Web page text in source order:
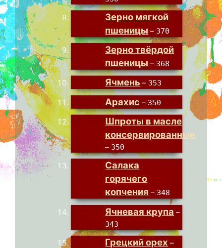
Зерно мягкой
пшеницы – 370
Зерно твёрдой
пшеницы – 368
Ячмень – 353
Арахис – 350
Шпроты в масле
консервированные
– 350
Салака
горячего
копчения – 348
Ячневая крупа –
343
Грецкий орех –